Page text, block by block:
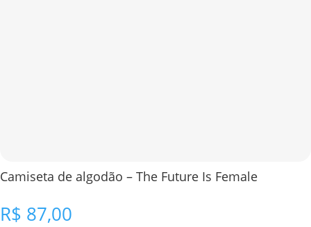
Camiseta de algodão – The Future Is Female
R$ 87,00